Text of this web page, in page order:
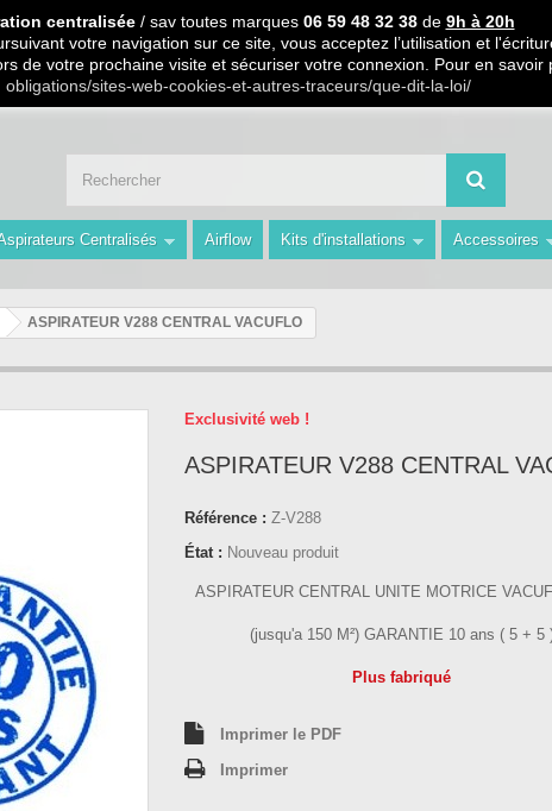
centralisée/ sav toutes marques06 59 48 32 38de 9h à 20h
votre navigation sur ce site, vous acceptez l’utilisation et
de votre prochaine visite et sécuriser votre connexion. Pour en
obligations/sites-web-cookies-et-autres-traceurs/que-dit-la-loi/
A PARTIR DE 99€ D ACHAT / Paiement en 3 X ou 4 X sans frais
59 48 32 38 de 9h à 20h " Les Prix du Web les Conseils en plus avec AMS
Centralisés Airflow Kits d'installations Accessoires
ASPIRATEUR V288 CENTRAL VACUFLO
Exclusivité web !
ASPIRATEUR V288 CENTRAL
Référence : Z-V288
État : Nouveau produit
ASPIRATEUR CENTRAL UNITE MOTRICE
(jusqu'a 150 M²) GARANTIE 10 ans ( 5 +
Plus fabriqué
Imprimer le PDF
Imprimer